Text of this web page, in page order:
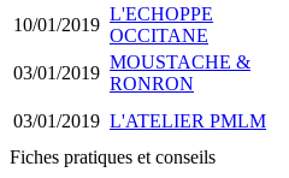
10/01/2019
L'ECHOPPE
OCCITANE
03/01/2019
MOUSTACHE &
RONRON
03/01/2019 L'ATELIER PMLM
Fiches pratiques et conseils